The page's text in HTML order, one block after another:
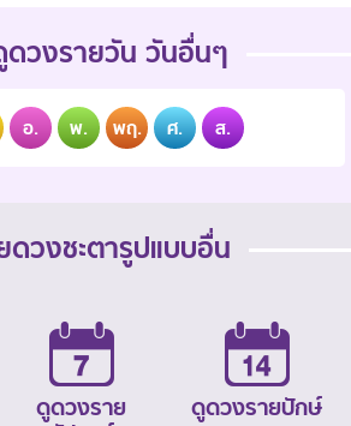
ดวงรายวัน วันอื่นๆ
อ. พ. พฤ. ศ. ส.
ดวงชะตารูปแบบอื่น
ดูดวงราย
ดูดวงรายปักษ์